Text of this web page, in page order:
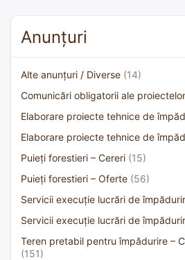
Anunțuri
Alte anunțuri / Diverse (14)
Comunicări obligatorii ale proiectelor
Elaborare proiecte tehnice de
Elaborare proiecte tehnice de
Puieți forestieri – Cereri (15)
Puieți forestieri – Oferte (56)
Servicii execuție lucrări de
Servicii execuție lucrări de
Teren pretabil pentru împădurire –
(151)